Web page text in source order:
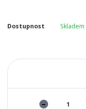
Dostupnost Skladem